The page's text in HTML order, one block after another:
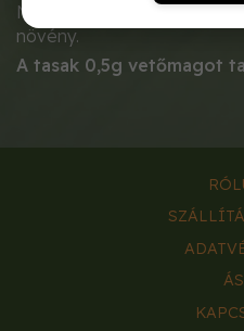
Napos helyet szereti,
növény.
A tasak 0,5g vetőmagot